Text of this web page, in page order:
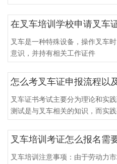
在叉车培训学校申请叉车
叉车是一种特殊设备，操作叉车
意识，并持有相关工作证件
怎么考叉车证申报流程以
叉车证书考试主要分为理论和实
测试是与叉车相关的知识，而实践
叉车培训考证怎么报名需
叉车培训注意事项：由于劳动力